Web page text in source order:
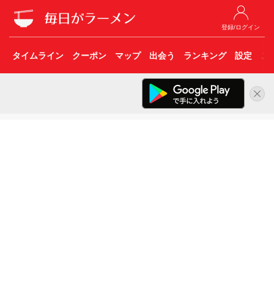
登録/ログイン
タイムライン クーポン マップ 出会う ランキング 設定 こ